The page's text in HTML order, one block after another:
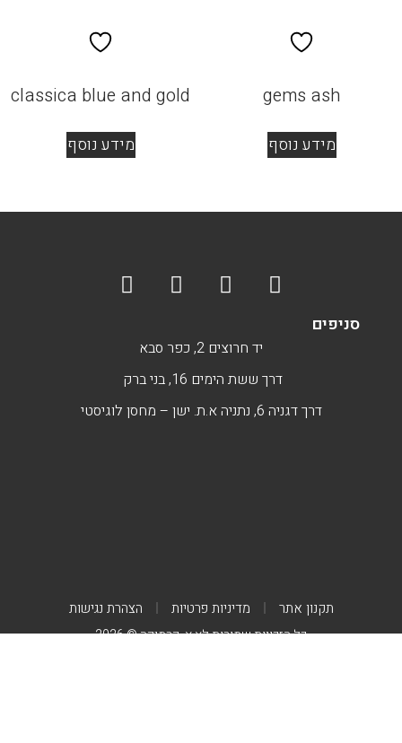
gems ash
מידע נוסף
classica blue and gold
מידע נוסף
סניפים
יד חרוצים 2, כפר סבא
דרך ששת הימים 16, בני ברק
דרך דגניה 6, נתניה א.ת. ישן – מחסן לוגיסטי
תקנון אתר מדיניות פרטיות הצהרת נגישות
כל הזכויות שמורות לא.א. קרמיקה © 2026